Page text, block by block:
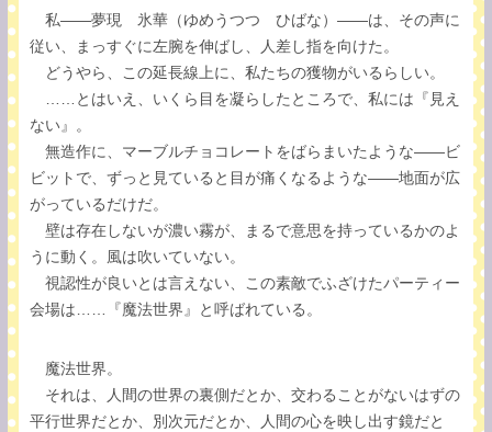
私――夢現 氷華（ゆめうつつ ひばな）――は、その声に
従い、まっすぐに左腕を伸ばし、人差し指を向けた。
どうやら、この延長線上に、私たちの獲物がいるらしい。
……とはいえ、いくら目を凝らしたところで、私には『見え
ない』。
無造作に、マーブルチョコレートをばらまいたような――ビ
ビットで、ずっと見ていると目が痛くなるような――地面が広
がっているだけだ。
壁は存在しないが濃い霧が、まるで意思を持っているかのよ
うに動く。風は吹いていない。
視認性が良いとは言えない、この素敵でふざけたパーティー
会場は……『魔法世界』と呼ばれている。
魔法世界。
それは、人間の世界の裏側だとか、交わることがないはずの
平行世界だとか、別次元だとか、人間の心を映し出す鏡だと